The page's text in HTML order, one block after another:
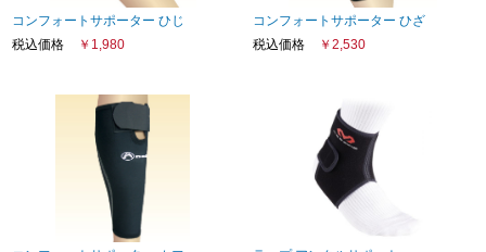
コンフォートサポーター ひじ
税込価格
￥1,980
コンフォートサポーター ひざ
税込価格
￥2,530